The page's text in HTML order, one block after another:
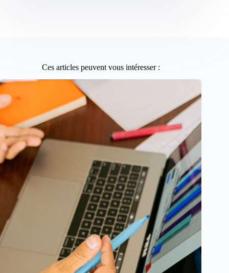
Ces articles peuvent vous intéresser :